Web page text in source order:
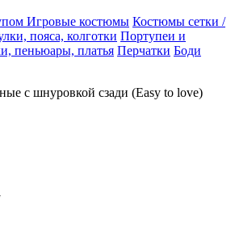
Игровые костюмы Костюмы сетки /
пояса, колготки Портупеи и
пеньюары, платья Перчатки Боди
с шнуровкой сзади (Easy to love)